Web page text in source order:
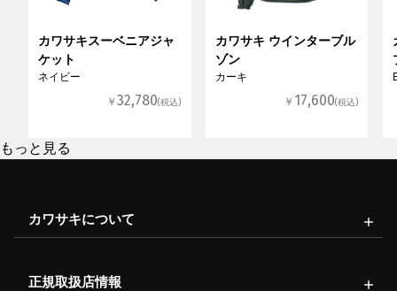
カワサキスーベニアジャ
ケット
ネイビー
￥32,780(税込)
カワサキ ウインターブル
ゾン
カーキ
￥ 17,600(税込)
もっと見る
カワサキについて
正規取扱店情報